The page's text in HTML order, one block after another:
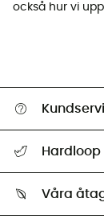
också hur vi
Retur &
Hardloop
Våra